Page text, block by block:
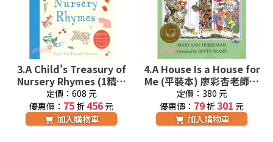
3.A Child's Treasury of
Nursery Rhymes (1精裝
+內附音檔網址) 廖彩杏老
師推薦有聲書第2年第20週
定價：608 元
優惠價： 75 折 456元
加入購物車
4.A House Is a House for
Me (平裝本) 廖彩杏老師推
薦有聲書第2年第29週
定價：380 元
優惠價： 79 折301 元
加入購物車